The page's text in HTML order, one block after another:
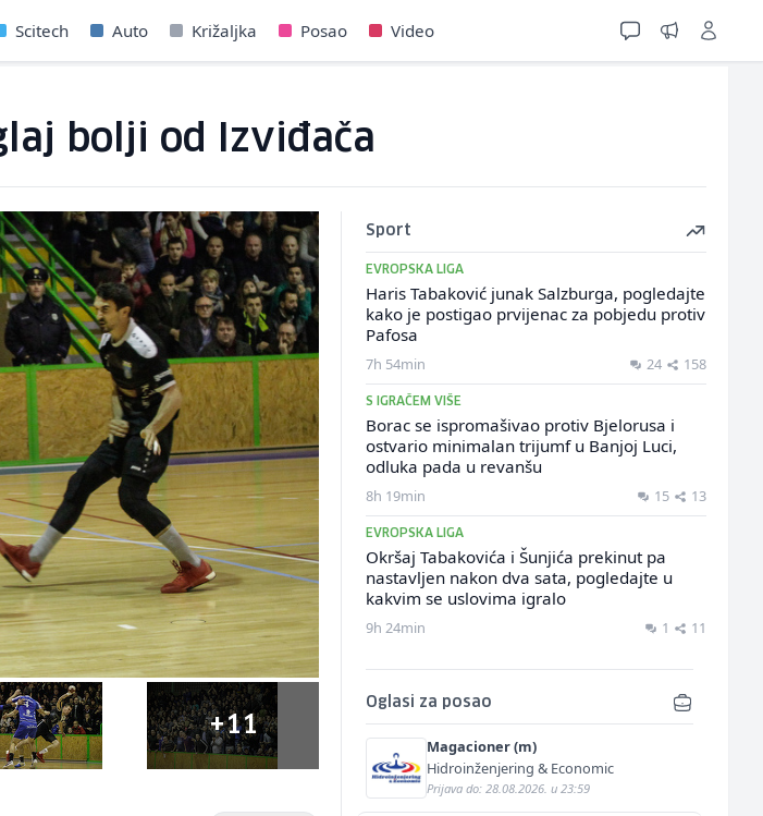
Scitech Auto Križaljka Posao Video
bolji od Izviđača
+11
Sport
EVROPSKA LIGA
Haris Tabaković junak Salzburga, pogledajte
kako je postigao prvijenac za pobjedu protiv
Pafosa
7h 54min 24 158
S IGRAČEM VIŠE
Borac se ispromašivao protiv Bjelorusa i
ostvario minimalan trijumf u Banjoj Luci,
odluka pada u revanšu
8h 19min 15 13
EVROPSKA LIGA
Okršaj Tabakovića i Šunjića prekinut pa
nastavljen nakon dva sata, pogledajte u
kakvim se uslovima igralo
9h 24min 1 11
Oglasi za posao
Magacioner (m)
Hidroinženjering & Economic
Prijava do: 28.08.2026. u 23:59